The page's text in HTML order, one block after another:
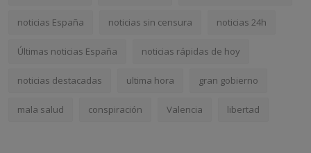
noticias España noticias sin censura noticias 24h
Últimas noticias España noticias rápidas de hoy
noticias destacadas ultima hora gran gobierno
mala salud conspiración Valencia libertad